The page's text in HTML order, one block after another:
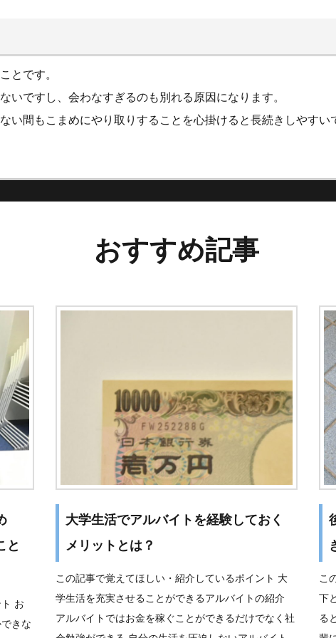
とです。
いですし、会わなすぎるのも別れる原因になります。
い間もこまめにやり取りすることを心掛けると長続きしやすい
おすすめ記事
と
お
きな
大学生活でアルバイトを経験しておく
メリットとは？
この記事で覚えてほしい・紹介しているポイント 大
学生活を充実させることができるアルバイトの紹介
アルバイトではお金を稼ぐことができるだけでなく社
こ
下
る